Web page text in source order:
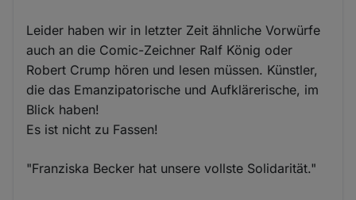
Leider haben wir in letzter Zeit ähnliche Vorwürfe
auch an die Comic-Zeichner Ralf König oder
Robert Crump hören und lesen müssen. Künstler,
die das Emanzipatorische und Aufklärerische, im
Blick haben!
Es ist nicht zu Fassen!
"Franziska Becker hat unsere vollste Solidarität."